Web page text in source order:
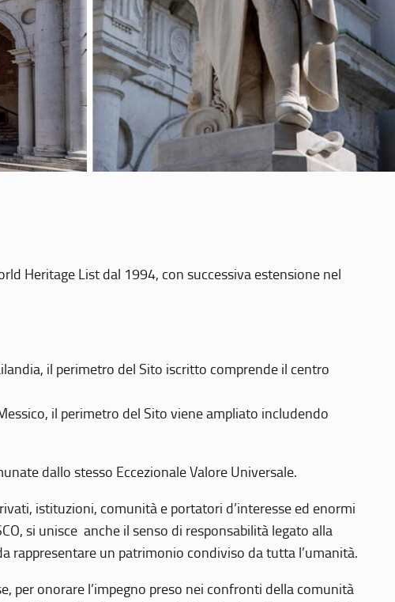
Heritage List dal 1994, con successiva estensione nel
il perimetro del Sito iscritto comprende il centro
il perimetro del Sito viene ampliato includendo
dallo stesso Eccezionale Valore Universale.
istituzioni, comunità e portatori d’interesse ed enormi
si unisce anche il senso di responsabilità legato alla
rappresentare un patrimonio condiviso da tutta l’umanità.
per onorare l’impegno preso nei confronti della comunità